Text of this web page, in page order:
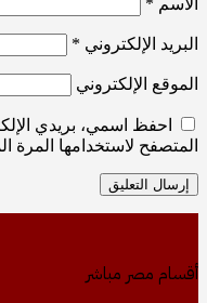
البريد الإلكتروني *
الموقع الإلكتروني
احفظ اسمي، بريدي
المتصفح لاستخدامها المرة
أقسام مصر مباشر